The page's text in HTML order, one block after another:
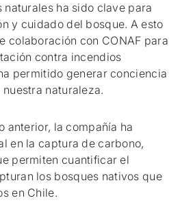
naturales ha sido clave para
y cuidado del bosque. A esto
colaboración con CONAF para
contra incendios
permitido generar conciencia
naturaleza.
anterior, la compañía ha
en la captura de carbono,
permiten cuantificar el
los bosques nativos que
en Chile.